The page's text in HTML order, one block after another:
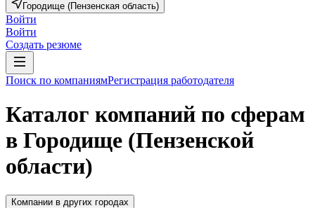
Городище (Пензенская область)
Войти
Войти
Создать резюме
Поиск по компаниямРегистрация работодателя
Каталог компаний по сферам
в Городище (Пензенской
области)
Компании в других городах